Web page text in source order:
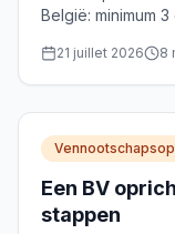
België: minimum
erkenning.
21 juillet 2026 8
Een BV
stappen